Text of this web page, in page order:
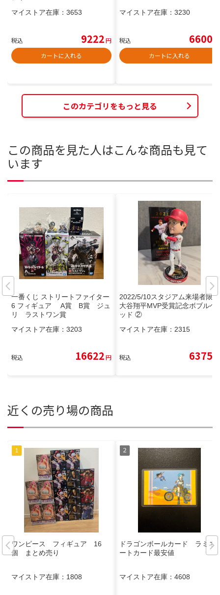
マイストア在庫： 3653
税込 9222円
カートに入れる
マイストア在庫： 3230
税込 6600
カートに入れる
このカテゴリをもっと見る
この商品を見た人はこんな商品も見て
います
一番くじ ストリートファイター
6 フィギュア A賞 B賞 ジュ
リ ラストワン賞
マイストア在庫： 3203
税込 16622円
2022/5/10スタジアム来場者限定
大谷翔平MVP受賞記念ボブルヘ
ッド ②
マイストア在庫： 2315
税込 6375
近くの売り場の商品
ワンピース フィギュア 16
個 まとめ売り
マイストア在庫： 1808
ドラゴンボールカード ラミネ
ートカード最安値
マイストア在庫： 4608